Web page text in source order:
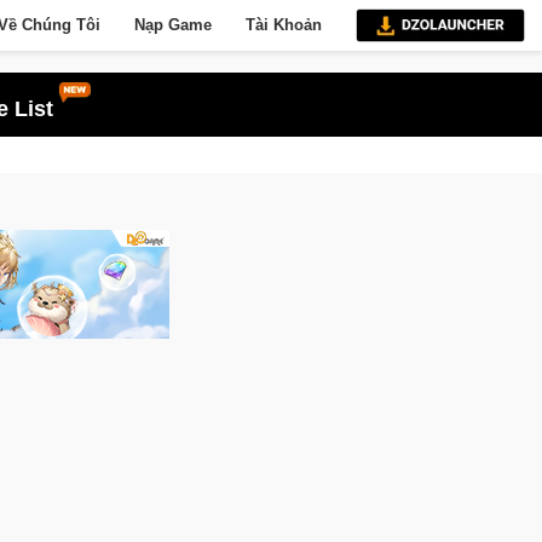
Chúng Tôi Nạp Game Tài Khoản
List